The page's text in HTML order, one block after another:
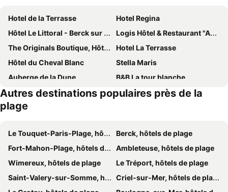
Hotel de la Terrasse
Hotel Regina
Hôtel Le Littoral - Berck sur Mer
Logis Hôtel & Restaurant "Au Gré du Vent"
The Originals Boutique, Hôtel Neptune, Berck-sur-Mer
Hotel La Terrasse
Hôtel du Cheval Blanc
Stella Maris
Auberge de la Dune
B&B La tour blanche
Novotel Thalassa Le Touquet
ibis Le Touquet Thalassa
Be Cottage Hotel
Hotel Les Embruns
Hotel Castel Victoria
Résidence De La Plage
Hotel Restaurant Les Tourelles
Autres destinations populaires près de la
plage
Le Touquet-Paris-Plage, hôtels de plage
Berck, hôtels de plage
Fort-Mahon-Plage, hôtels de plage
Ambleteuse, hôtels de plage
Wimereux, hôtels de plage
Le Tréport, hôtels de plage
Saint-Valery-sur-Somme, hôtels de plage
Criel-sur-Mer, hôtels de plage